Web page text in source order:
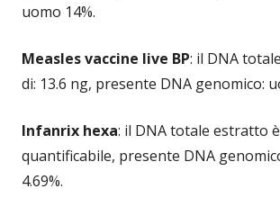
uomo 14%.
Measles vaccine live BP: il DNA
di: 13.6 ng, presente DNA genomico:
Infanrix hexa: il DNA totale estratto
quantificabile, presente DNA
4.69%.